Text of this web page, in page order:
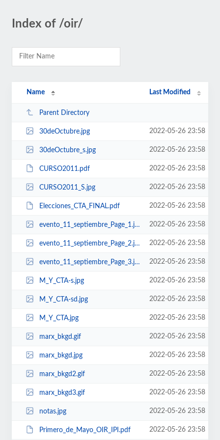
Index of /oir/
Name Last Modified
Parent Directory
30deOctubre.jpg 2022-05-26 23:58
30deOctubre_s.jpg 2022-05-26 23:58
CURSO2011.pdf 2022-05-26 23:58
CURSO2011_S.jpg 2022-05-26 23:58
Elecciones_CTA_FINAL.pdf 2022-05-26 23:58
evento_11_septiembre_Page_1.jpg 2022-05-26 23:58
evento_11_septiembre_Page_2.jpg 2022-05-26 23:58
evento_11_septiembre_Page_3.jpg 2022-05-26 23:58
M_Y_CTA-s.jpg 2022-05-26 23:58
M_Y_CTA-sd.jpg 2022-05-26 23:58
M_Y_CTA.jpg 2022-05-26 23:58
marx_bkgd.gif 2022-05-26 23:58
marx_bkgd.jpg 2022-05-26 23:58
marx_bkgd2.gif 2022-05-26 23:58
marx_bkgd3.gif 2022-05-26 23:58
notas.jpg 2022-05-26 23:58
Primero_de_Mayo_OIR_IPI.pdf 2022-05-26 23:58